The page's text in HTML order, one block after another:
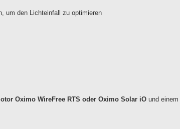
um den Lichteinfall zu optimieren
Oximo WireFree RTS oder Oximo Solar iO und einem